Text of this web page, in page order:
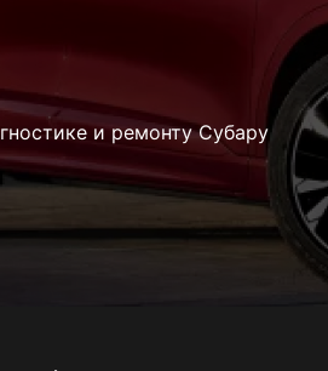
и ремонту Субару